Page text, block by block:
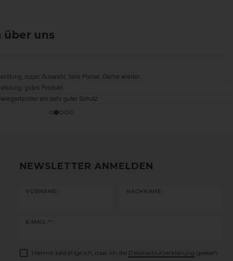
über uns
NEWSLETTER ANMELDEN
VORNAME NACHNAME
E-MAIL **
Newsletter
Hiermit bestätige ich, dass ich die Daten­schutz­erklärung gelesen